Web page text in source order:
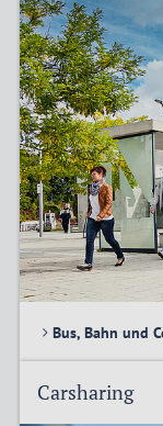
Bus, Bahn und
Carsharing